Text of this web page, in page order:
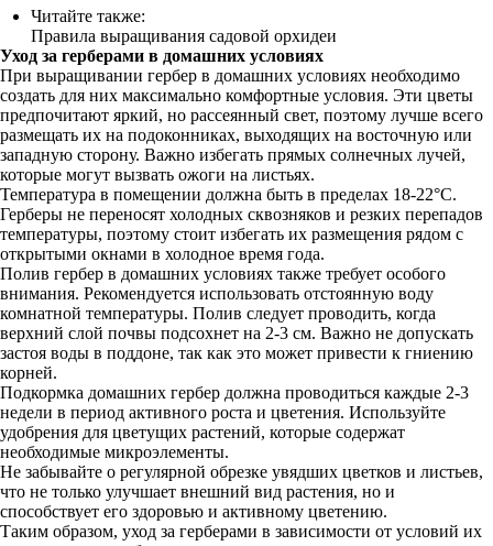
Читайте также:
Правила выращивания садовой орхидеи
Уход за герберами в домашних условиях
При выращивании гербер в домашних условиях необходимо
создать для них максимально комфортные условия. Эти цветы
предпочитают яркий, но рассеянный свет, поэтому лучше всего
размещать их на подоконниках, выходящих на восточную или
западную сторону. Важно избегать прямых солнечных лучей,
которые могут вызвать ожоги на листьях.
Температура в помещении должна быть в пределах 18-22°C.
Герберы не переносят холодных сквозняков и резких перепадов
температуры, поэтому стоит избегать их размещения рядом с
открытыми окнами в холодное время года.
Полив гербер в домашних условиях также требует особого
внимания. Рекомендуется использовать отстоянную воду
комнатной температуры. Полив следует проводить, когда
верхний слой почвы подсохнет на 2-3 см. Важно не допускать
застоя воды в поддоне, так как это может привести к гниению
корней.
Подкормка домашних гербер должна проводиться каждые 2-3
недели в период активного роста и цветения. Используйте
удобрения для цветущих растений, которые содержат
необходимые микроэлементы.
Не забывайте о регулярной обрезке увядших цветков и листьев,
что не только улучшает внешний вид растения, но и
способствует его здоровью и активному цветению.
Таким образом, уход за герберами в зависимости от условий их